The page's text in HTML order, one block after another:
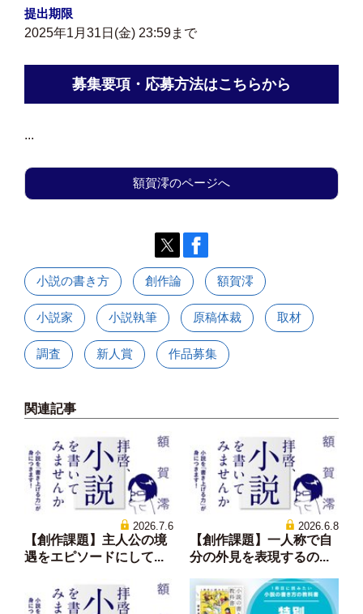
提出期限
2025年1月31日(金) 23:59まで
募集要項・応募方法はこちらから
...
額賀澪のページへ
小説の書き方 創作論 額賀澪
小説家 小説執筆 原稿体裁 取材
調査 新人賞 作品募集
関連記事
2026.7.6
【創作課題】主人公の境
遇をエピソードにして...
2026.6.8
【創作課題】一人称で自
分の外見を表現するの...